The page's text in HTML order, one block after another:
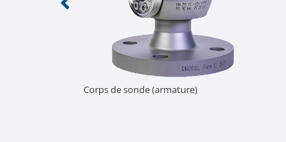
Corps de sonde (armature)